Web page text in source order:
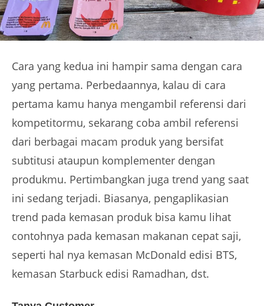
Cara yang kedua ini hampir sama dengan cara
yang pertama. Perbedaannya, kalau di cara
pertama kamu hanya mengambil referensi dari
kompetitormu, sekarang coba ambil referensi
dari berbagai macam produk yang bersifat
subtitusi ataupun komplementer dengan
produkmu. Pertimbangkan juga trend yang saat
ini sedang terjadi. Biasanya, pengaplikasian
trend pada kemasan produk bisa kamu lihat
contohnya pada kemasan makanan cepat saji,
seperti hal nya kemasan McDonald edisi BTS,
kemasan Starbuck edisi Ramadhan, dst.